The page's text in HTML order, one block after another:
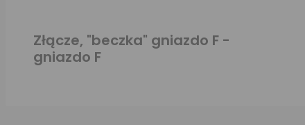
Złącze, "beczka" gniazdo F -
gniazdo F